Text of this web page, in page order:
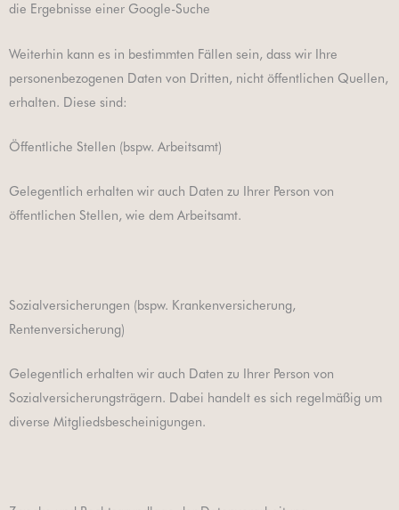
die Ergebnisse einer Google-Suche
Weiterhin kann es in bestimmten Fällen sein, dass wir Ihre
personenbezogenen Daten von Dritten, nicht öffentlichen Quellen,
erhalten. Diese sind:
Öffentliche Stellen (bspw. Arbeitsamt)
Gelegentlich erhalten wir auch Daten zu Ihrer Person von
öffentlichen Stellen, wie dem Arbeitsamt.
Sozialversicherungen (bspw. Krankenversicherung,
Rentenversicherung)
Gelegentlich erhalten wir auch Daten zu Ihrer Person von
Sozialversicherungsträgern. Dabei handelt es sich regelmäßig um
diverse Mitgliedsbescheinigungen.